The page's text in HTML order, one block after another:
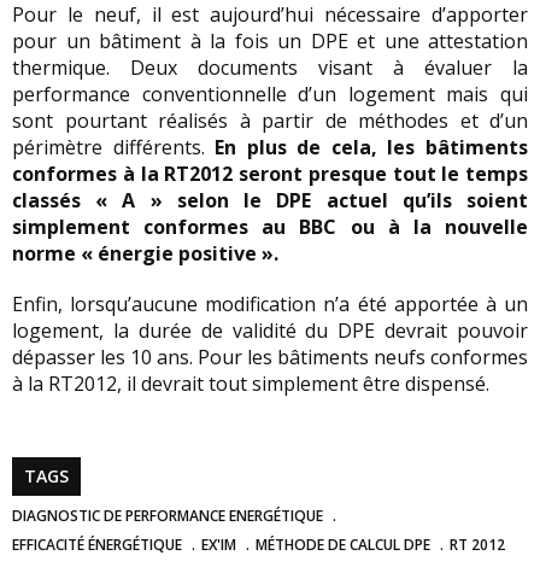
Pour le neuf, il est aujourd’hui nécessaire d’apporter
pour un bâtiment à la fois un DPE et une attestation
thermique. Deux documents visant à évaluer la
performance conventionnelle d’un logement mais qui
sont pourtant réalisés à partir de méthodes et d’un
périmètre différents. En plus de cela, les bâtiments
conformes à la RT2012 seront presque tout le temps
classés « A » selon le DPE actuel qu’ils soient
simplement conformes au BBC ou à la nouvelle
norme « énergie positive ».
Enfin, lorsqu’aucune modification n’a été apportée à un
logement, la durée de validité du DPE devrait pouvoir
dépasser les 10 ans. Pour les bâtiments neufs conformes
à la RT2012, il devrait tout simplement être dispensé.
TAGS
DIAGNOSTIC DE PERFORMANCE ENERGÉTIQUE
EFFICACITÉ ÉNERGÉTIQUE
EX'IM MÉTHODE DE CALCUL DPE RT 2012